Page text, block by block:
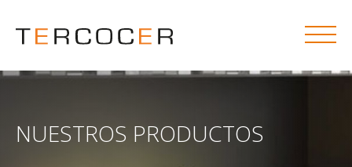
NUESTROS PRODUCTOS